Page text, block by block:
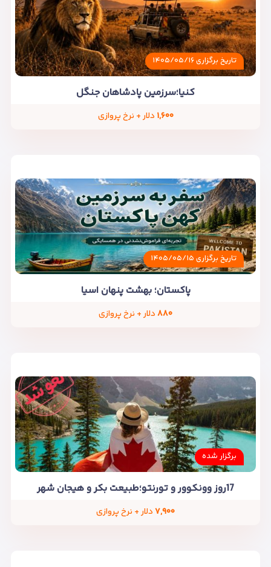
تاریخ برگزاری ۱۴۰۵/۰۵/۱۶
کنیا؛سرزمین پادشاهان جنگل
۱,۶۰۰ دلار + نرخ پروازی
تاریخ برگزاری ۱۴۰۵/۰۵/۱۵
پاکستان؛ بهشت پنهان اسیا
۸۸۰دلار + نرخ پروازی
برگزار شده
17روز وونکوور و تورنتو؛طبیعت بکر و هیجان شهر
۷,۹۰۰دلار + نرخ پروازی